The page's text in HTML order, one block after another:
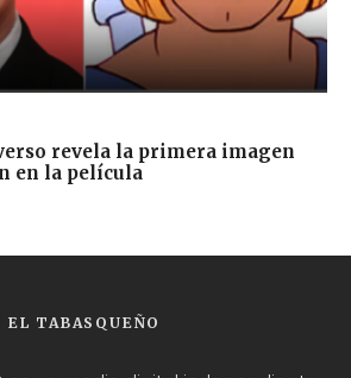
revela la primera imagen
en la película
EL TABASQUEÑO